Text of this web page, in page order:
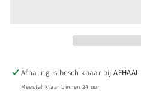
Afhaling is beschikbaar bij
Meestal klaar binnen 24 uur